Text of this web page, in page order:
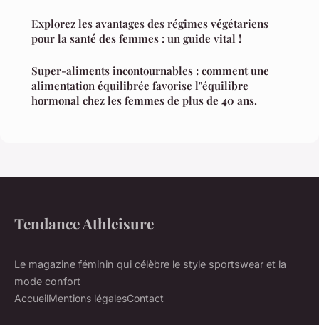
Explorez les avantages des régimes végétariens
pour la santé des femmes : un guide vital !
Super-aliments incontournables : comment une
alimentation équilibrée favorise l"équilibre
hormonal chez les femmes de plus de 40 ans.
Tendance Athleisure
Le magazine féminin qui célèbre le style sportswear et la
mode confort
AccueilMentions légalesContact